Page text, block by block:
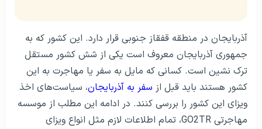
آذربایجان در منطقه قفقاز جنوبی قرار دارد. این کشور که به
جمهوری آذربایجان معروف است یکی از شش کشور مستقل
ترک نشین است. کسانی که مایل به سفر یا مهاجرت به این
کشور هستند باید قبل از سفر به آذربایجان، سیاست‌های اخذ
ویزای این کشور را بررسی کنند. در ادامه این مطلب از موسسه
مهاجرتی GO2TR، تمام اطلاعات لازم مثل انواع ویزای